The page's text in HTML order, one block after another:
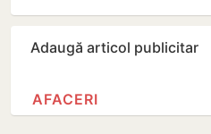
Adaugă articol publicitar
AFACERI